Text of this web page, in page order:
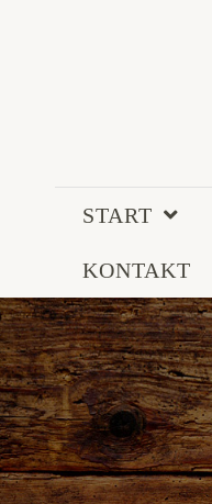
START
KONTAKT